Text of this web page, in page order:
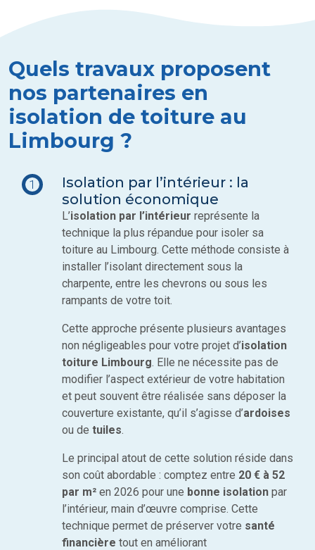
Quels travaux proposent
nos partenaires en
isolation de toiture au
Limbourg ?
1
Isolation par l’intérieur : la
solution économique
L’isolation par l’intérieur représente la
technique la plus répandue pour isoler sa
toiture au Limbourg. Cette méthode consiste à
installer l’isolant directement sous la
charpente, entre les chevrons ou sous les
rampants de votre toit.
Cette approche présente plusieurs avantages
non négligeables pour votre projet d’isolation
toiture Limbourg . Elle ne nécessite pas de
modifier l’aspect extérieur de votre habitation
et peut souvent être réalisée sans déposer la
couverture existante, qu’il s’agisse d’ardoises
ou de tuiles
Le principal atout de cette solution réside dans
son coût abordable : comptez entre 20 € à 52
par m²en 2026 pour une bonne isolationpar
l’intérieur, main d’œuvre comprise. Cette
technique permet de préserver votre santé
financière tout en améliorant